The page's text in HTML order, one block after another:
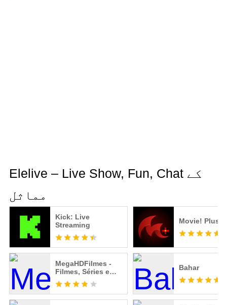
Elelive – Live Show, Fun, Chat کے
مماثل
Kick: Live
Streaming
Movie! Plus+
MegaHDFilmes -
Filmes, Séries e
Animes
Bahar